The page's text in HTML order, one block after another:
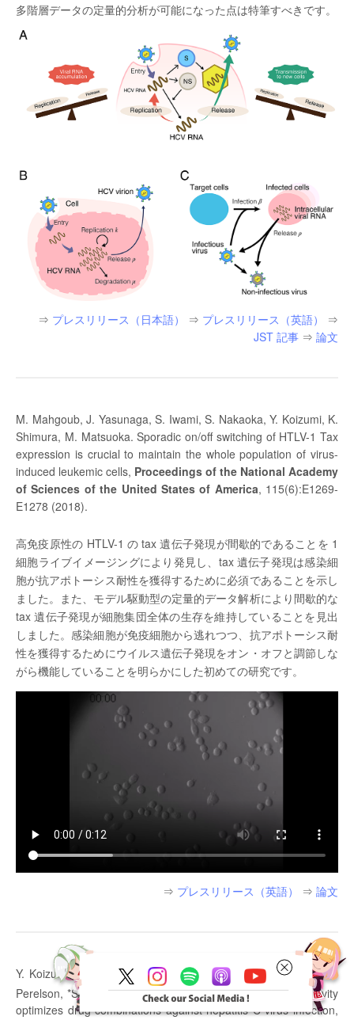
多階層データの定量的分析が可能になった点は特筆すべきです。
⇒ プレスリリース（日本語） ⇒ プレスリリース（英語）
⇒
JST 記事 ⇒ 論文
M. Mahgoub, J. Yasunaga, S. Iwami, S. Nakaoka, Y. Koizumi, K.
Shimura, M. Matsuoka. Sporadic on/off switching of HTLV-1 Tax
expression is crucial to maintain the whole population of virus-
induced leukemic cells, Proceedings of the National Academy
of Sciences of the United States of America, 115(6):E1269-
E1278 (2018).
高免疫原性の HTLV-1 の tax 遺伝子発現が間歇的であることを 1
細胞ライブイメージングにより発見し、tax 遺伝子発現は感染細
胞が抗アポトーシス耐性を獲得するために必須であることを示し
ました。また、モデル駆動型の定量的データ解析により間歇的な
tax 遺伝子発現が細胞集団全体の生存を維持していることを見出
しました。感染細胞が免疫細胞から逃れつつ、抗アポトーシス耐
性を獲得するためにウイルス遺伝子発現をオン・オフと調節しな
がら機能していることを明らかにした初めての研究です。
⇒ プレスリリース（英語） ⇒ 論文
Y. Koizumi, H. Ohashi, S. Nakajima, Y. Tanaka, T. Wakita, AS.
Perelson, *S. Iwami†, *K. Watashi†. Quantifying antiviral activity
optimizes drug combinations against hepatitis C virus infection,